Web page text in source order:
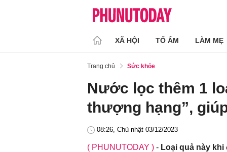
XÃ HỘI TỔ ẤM LÀM MẸ
Trang chủ Sức khỏe
Nước lọc thêm 1
thượng hạng”,
08:26, Chủ nhật 03/12/2023
( PHUNUTODAY ) - Loại quả này